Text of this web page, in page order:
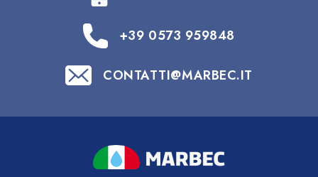
+39 0573 959848
CONTATTI@MARBEC.IT